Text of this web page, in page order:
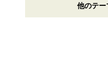
他のテー